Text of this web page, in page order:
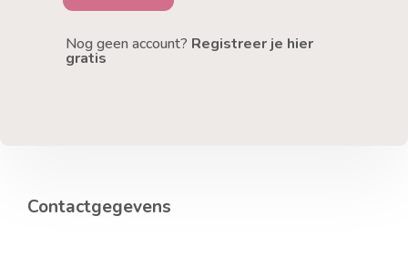
Nog geen account? Registreer je hier
gratis
Contactgegevens